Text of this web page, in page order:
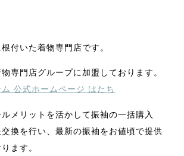
付いた着物専門店です。
専門店グループに加盟しております。
公式ホームページ はたち
メリットを活かして振袖の一括購入
換を行い、最新の振袖をお値頃で提供
ます。